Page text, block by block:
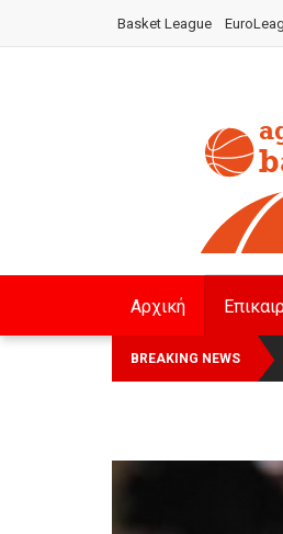
Basket League
Αρχική
BREAKING NEWS